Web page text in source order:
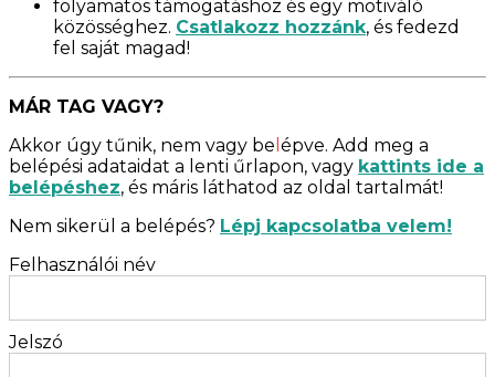
folyamatos támogatáshoz és egy motiváló
közösséghez. Csatlakozz hozzánk, és fedezd
fel saját magad!
MÁR TAG VAGY?
Akkor úgy tűnik, nem vagy be épve. Add meg a
belépési adataidat a lenti űrlapon, vagy kattints ide a
belépéshez, és máris láthatod az oldal tartalmát!
Nem sikerül a belépés? Lépj kapcsolatba velem!
Felhasználói név
Jelszó